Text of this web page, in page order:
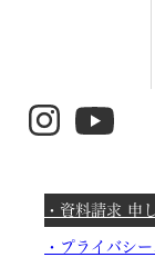
・資料請求 申
・ プライバシ